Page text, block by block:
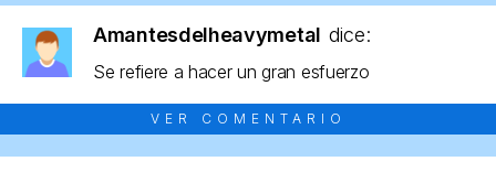
Amantesdelheavymetal dice:
Se refiere a hacer un gran esfuerzo
VER COMENTARIO